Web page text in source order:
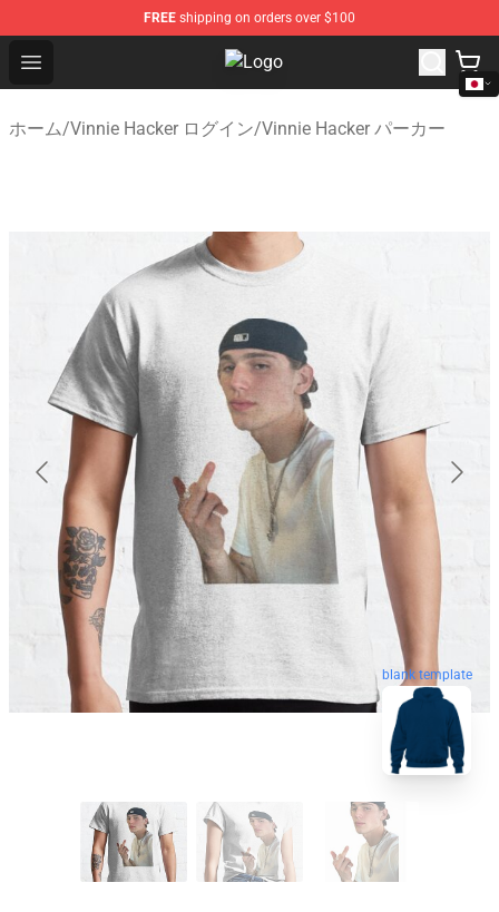
FREE shipping on orders over $100
Open menu Vinnie Hacker Store - Official
ホーム/Vinnie Hacker ログイン/Vinnie Hacker パーカー
blank template